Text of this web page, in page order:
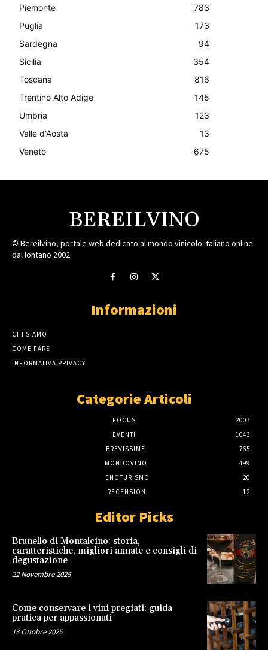
Piemonte
783
Puglia
173
Sardegna
94
Sicilia
354
Toscana
816
Trentino Alto Adige
145
Umbria
123
Valle d'Aosta
13
Veneto
675
BEREILVINO
© Bereilvino, portale web dedicato al mondo vinicolo italiano online
dal lontano 2002.
Informazioni
CHI SIAMO
COME FARE
INFORMATIVA PRIVACY
Categorie Articoli
FOCUS
2007
EVENTI
1043
BREVISSIME
765
MONDOVINO
499
ENOTURISMO
20
RECENSIONI
12
Editor Picks
Brunello di Montalcino: storia,
caratteristiche, migliori annate e consigli di
degustazione
22 Novembre 2025
Come conservare i vini pregiati: guida
pratica per appassionati
13 Ottobre 2025